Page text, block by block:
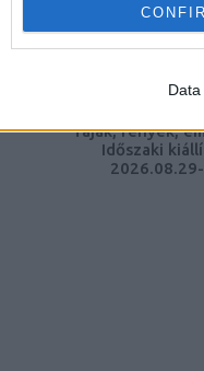
Tájak, fények,
Időszaki